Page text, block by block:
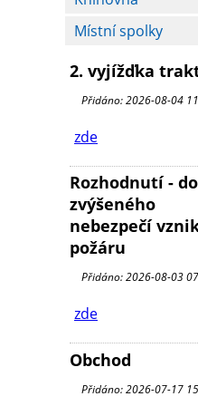
Místní spolky
2. vyjížďka
Přidáno: 2026-08-04
zde
Rozhodnutí -
zvýšeného
nebezpečí
požáru
Přidáno: 2026-08-03
zde
Obchod
Přidáno: 2026-07-17